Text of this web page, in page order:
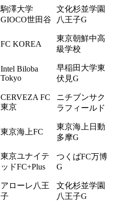
駒澤大学
GIOCO世田谷
文化杉並学園
八王子G
FC KOREA
東京朝鮮中高
級学校
Intel Biloba
Tokyo
早稲田大学東
伏見G
CERVEZA FC
東京
ニチブンサク
ラフィールド
東京海上FC
東京海上日動
多摩G
東京ユナイテ
ッドFC+Plus
つくばFC万博
G
アローレ八王
子
文化杉並学園
八王子G